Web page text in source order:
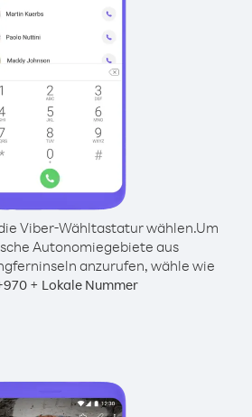
Viber-Wähltastatur wählen.Um
Autonomiegebiete aus
anzurufen, wähle wie
970+ Lokale Nummer